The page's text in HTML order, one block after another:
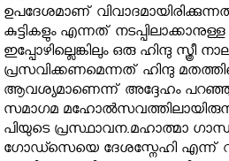
ഉപദേശമാണ്
കുട്ടികളും എന്നത്
ഇപ്പോഴില്ലെങ്കിലും ഒരു ഹിന്ദു സ്ത്രീ
പ്രസവിക്കണമെന്നത് ഹിന്ദു
ആവശ്യമാണെന്ന് അദ്ദേഹം പറഞ്ഞു.
സമാഗമ
പിയുടെ പ്രസ്ഥാവന.മഹാത്മാ
ഗോഡ്‍സെയെ ദേശസ്നേഹി എന്ന്